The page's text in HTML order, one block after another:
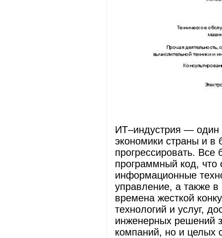
ИТ–индустрия — один
экономики страны и в
прогрессировать.
программный код, что
информационные
управление, а также
времена жесткой
технологий и услуг,
инженерных решений
компаний, но и целых